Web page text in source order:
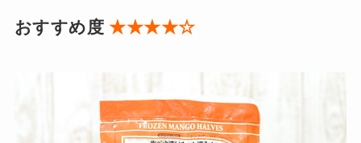
おすすめ度★★★★☆